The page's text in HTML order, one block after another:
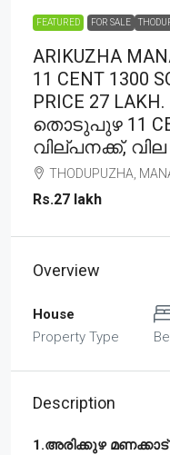
FEATURED FOR SALE
ARIKUZHA
11 CENT 1300
PRICE 27
തൊടുപുഴ 11
വില്പനക്ക്, വില
THODUPUZHA,
Rs.27 lakh
Overview
House
Property Type
Description
1.അരിക്കുഴ